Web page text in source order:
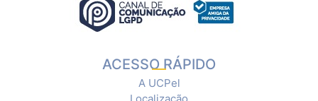
ACESSO RÁPIDO
A UCPel